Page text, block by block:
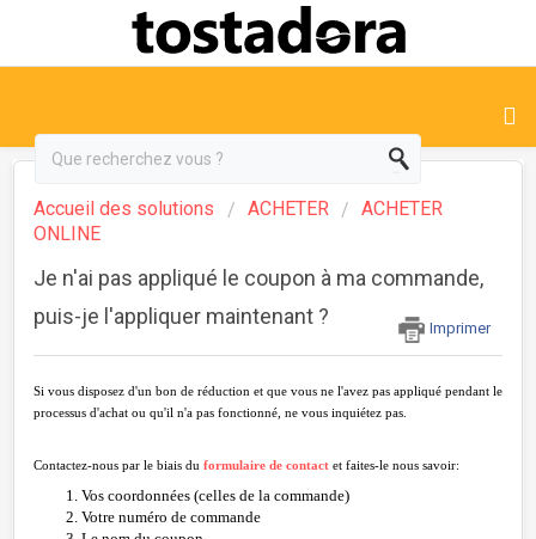
Accueil des solutions ACHETER
ACHETER
ONLINE
Je n'ai pas appliqué le coupon à ma commande,
puis-je l'appliquer maintenant ?
Imprimer
Si vous disposez d'un bon de réduction et que vous ne l'avez pas appliqué pendant le
processus d'achat ou qu'il n'a pas fonctionné, ne vous inquiétez pas.
Contactez-nous par le biais du formulaire de contact et faites-le nous savoir:
Vos coordonnées (celles de la commande)
Votre numéro de commande